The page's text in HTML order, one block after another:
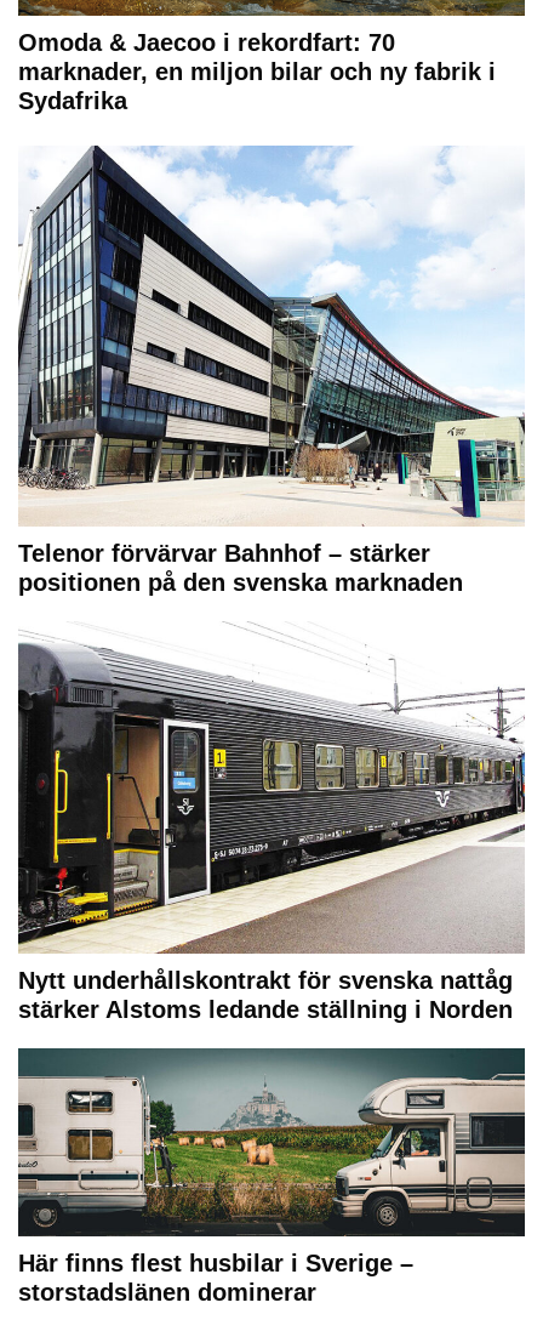
Omoda & Jaecoo i rekordfart: 70
marknader, en miljon bilar och ny fabrik i
Sydafrika
Telenor förvärvar Bahnhof – stärker
positionen på den svenska marknaden
Nytt underhållskontrakt för svenska nattåg
stärker Alstoms ledande ställning i Norden
Här finns flest husbilar i Sverige –
storstadslänen dominerar